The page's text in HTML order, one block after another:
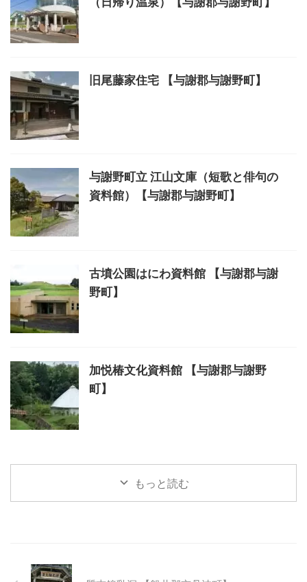
旧尾藤家住宅 【与謝郡与謝野町】
与謝野町立 江山文庫（短歌と俳句の
資料館）【与謝郡与謝野町】
古墳公園はにわ資料館 【与謝郡与謝
野町】
加悦椿文化資料館 【与謝郡与謝野
町】
もっと読む